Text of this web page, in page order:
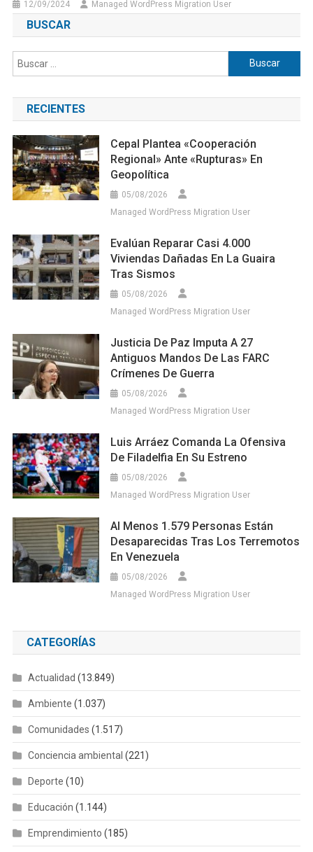
12/09/2024 Managed WordPress Migration User
BUSCAR
Buscar:
RECIENTES
Cepal Plantea «cooperación
Regional» Ante «rupturas» En
Geopolítica
05/08/2026
Managed WordPress Migration User
Evalúan Reparar Casi 4.000
Viviendas Dañadas En La Guaira
Tras Sismos
05/08/2026
Managed WordPress Migration User
Justicia De Paz Imputa A 27
Antiguos Mandos De Las FARC
Crímenes De Guerra
05/08/2026
Managed WordPress Migration User
Luis Arráez Comanda La Ofensiva
De Filadelfia En Su Estreno
05/08/2026
Managed WordPress Migration User
Al Menos 1.579 Personas Están
Desaparecidas Tras Los Terremotos
En Venezuela
05/08/2026
Managed WordPress Migration User
CATEGORÍAS
Actualidad (13.849)
Ambiente (1.037)
Comunidades (1.517)
Conciencia ambiental (221)
Deporte (10)
Educación (1.144)
Emprendimiento (185)